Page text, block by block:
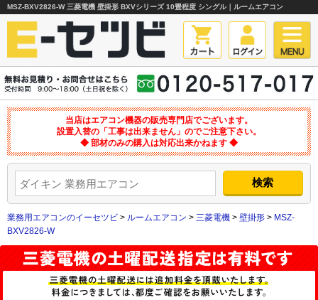
MSZ-BXV2826-W 三菱電機 壁掛形 BXVシリーズ 10畳程度 シングル｜ルームエアコン
当店はエアコン機器の販売専門店でございます。
設置入替の「工事は出来ません」のでご注意下さい。
◆ 部材のみの購入は対応出来かねます ◆
業務用エアコンのイーセツビ > ルームエアコン > 三菱電機 > 壁掛形 > MSZ-
BXV2826-W